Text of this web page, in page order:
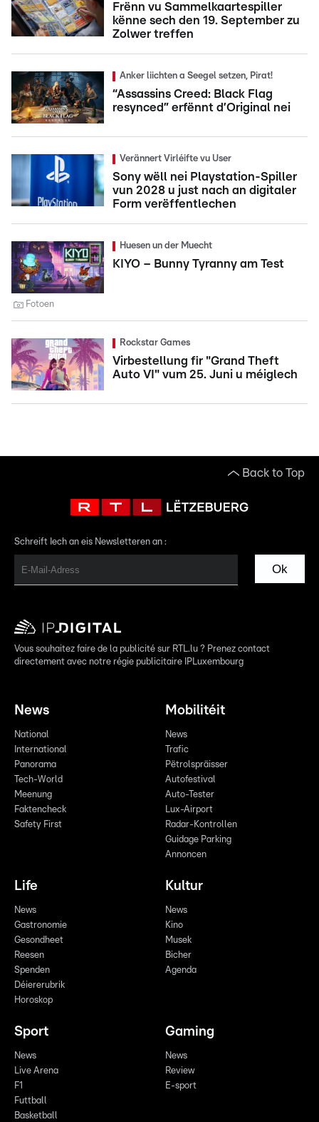
Frënn vu Sammelkaartespiller
kënne sech den 19. September zu
Zolwer treffen
Anker liichten a Seegel setzen, Pirat!
“Assassins Creed: Black Flag
resynced” erfënnt d’Original nei
Verännert Virléifte vu User
Sony wëll nei Playstation-Spiller
vun 2028 u just nach an digitaler
Form verëffentlechen
Huesen un der Muecht
KIYO – Bunny Tyranny am Test
Fotoen
Rockstar Games
Virbestellung fir "Grand Theft
Auto VI" vum 25. Juni u méiglech
Back to Top
Schreift Iech an eis Newsletteren an :
Ok
Vous souhaitez faire de la publicité sur RTL.lu ? Prenez contact
directement avec notre régie publicitaire IPLuxembourg
News
National
International
Panorama
Tech-World
Meenung
Faktencheck
Safety First
Mobilitéit
News
Trafic
Pëtrolspräisser
Autofestival
Auto-Tester
Lux-Airport
Radar-Kontrollen
Guidage Parking
Annoncen
Life
News
Gastronomie
Gesondheet
Reesen
Spenden
Déiererubrik
Horoskop
Kultur
News
Kino
Musek
Bicher
Agenda
Sport
News
Live Arena
F1
Futtball
Basketball
Gaming
News
Review
E-sport